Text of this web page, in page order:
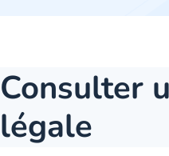
Consulter
légale